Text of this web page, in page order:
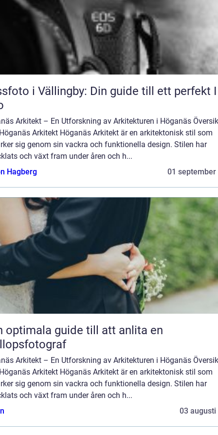
i Vällingby: Din guide till ett perfekt
Arkitekt – En Utforskning av Arkitekturen i Höganäs
Arkitekt Höganäs Arkitekt är en arkitektonisk stil som
sig genom sin vackra och funktionella design. Stilen har
och växt fram under åren och h...
Hagberg
01 september
optimala guide till att anlita en
Arkitekt – En Utforskning av Arkitekturen i Höganäs
Arkitekt Höganäs Arkitekt är en arkitektonisk stil som
sig genom sin vackra och funktionella design. Stilen har
och växt fram under åren och h...
03 augusti